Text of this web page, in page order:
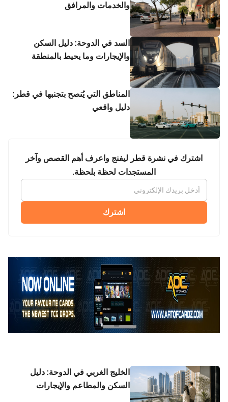
والخدمات والمرافق
السد في الدوحة: دليل السكن
والإيجارات وما يحيط بالمنطقة
المناطق التي يُنصح بتجنبها في قطر:
دليل واقعي
اشترك في نشرة قطر ليفنج واعرف أهم القصص وآخر
المستجدات لحظة بلحظة.
اشترك
الخليج الغربي في الدوحة: دليل
السكن والمطاعم والإيجارات